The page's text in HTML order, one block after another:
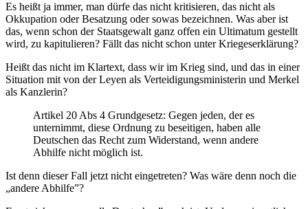
Es heißt ja immer, man dürfe das nicht kritisieren, das nicht als
Okkupation oder Besatzung oder sowas bezeichnen. Was aber ist
das, wenn schon der Staatsgewalt ganz offen ein Ultimatum gestellt
wird, zu kapitulieren? Fällt das nicht schon unter Kriegeserklärung?
Heißt das nicht im Klartext, dass wir im Krieg sind, und das in einer
Situation mit von der Leyen als Verteidigungsministerin und Merkel
als Kanzlerin?
Artikel 20 Abs 4 Grundgesetz: Gegen jeden, der es
unternimmt, diese Ordnung zu beseitigen, haben alle
Deutschen das Recht zum Widerstand, wenn andere
Abhilfe nicht möglich ist.
Ist denn dieser Fall jetzt nicht eingetreten? Was wäre denn noch die
„andere Abhilfe”?